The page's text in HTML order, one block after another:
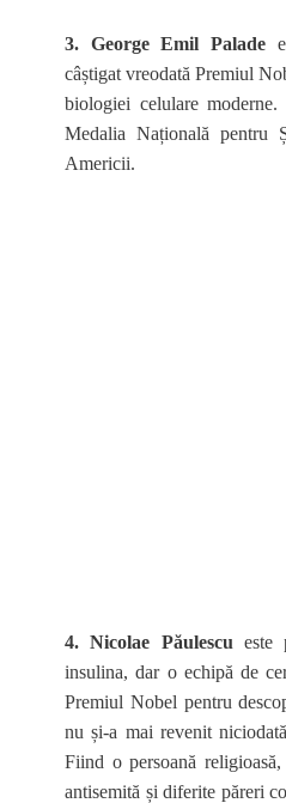
3. George Emil Palade
câștigat vreodată Premiul
biologiei celulare
Medalia Națională pentru
Americii.
4. Nicolae Păulescu este
insulina, dar o echipă de
Premiul Nobel pentru
nu și-a mai revenit
Fiind o persoană
antisemită și diferite păreri